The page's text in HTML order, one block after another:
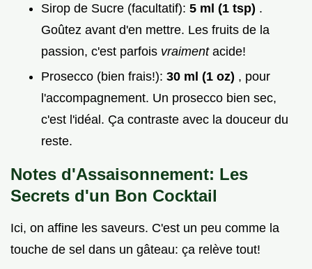
Sirop de Sucre (facultatif): 5 ml (1 tsp) .
Goûtez avant d'en mettre. Les fruits de la
passion, c'est parfois vraiment acide!
Prosecco (bien frais!): 30 ml (1 oz) , pour
l'accompagnement. Un prosecco bien sec,
c'est l'idéal. Ça contraste avec la douceur du
reste.
Notes d'Assaisonnement: Les
Secrets d'un Bon Cocktail
Ici, on affine les saveurs. C'est un peu comme la
touche de sel dans un gâteau: ça relève tout!